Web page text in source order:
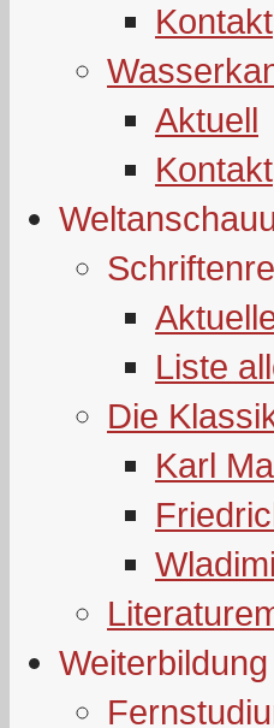
Kontakt
Aktuell
Kontakt
Liste
Die
Karl
Weiterbildung